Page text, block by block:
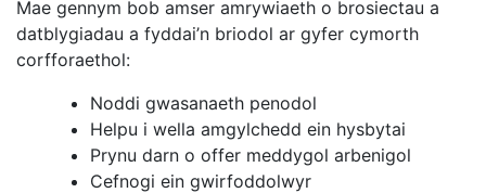
Mae gennym bob amser amrywiaeth o brosiectau a
datblygiadau a fyddai’n briodol ar gyfer cymorth
corfforaethol:
Noddi gwasanaeth penodol
Helpu i wella amgylchedd ein hysbytai
Prynu darn o offer meddygol arbenigol
Cefnogi ein gwirfoddolwyr